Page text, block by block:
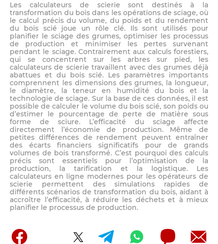
Les calculateurs de scierie sont destinés à la
transformation du bois dans les opérations de sciage, où
le calcul précis du volume, du poids et du rendement
du bois scié joue un rôle clé. Ils sont utilisés pour
planifier le sciage des grumes, optimiser les processus
de production et minimiser les pertes survenant
pendant le sciage. Contrairement aux calculs forestiers,
qui se concentrent sur les arbres sur pied, les
calculateurs de scierie travaillent avec des grumes déjà
abattues et du bois scié. Les paramètres importants
comprennent les dimensions des grumes, la longueur,
le diamètre, la teneur en humidité du bois et la
technologie de sciage. Sur la base de ces données, il est
possible de calculer le volume du bois scié, son poids ou
d’estimer le pourcentage de perte de matière sous
forme de sciure. L’efficacité du sciage affecte
directement l’économie de production. Même de
petites différences de rendement peuvent entraîner
des écarts financiers significatifs pour de grands
volumes de bois transformé. C’est pourquoi des calculs
précis sont essentiels pour l’optimisation de la
production, la tarification et la logistique. Les
calculateurs en ligne modernes pour les opérateurs de
scierie permettent des simulations rapides de
différents scénarios de transformation du bois, aidant à
accroître l’efficacité, à réduire les déchets et à mieux
planifier le processus de production.